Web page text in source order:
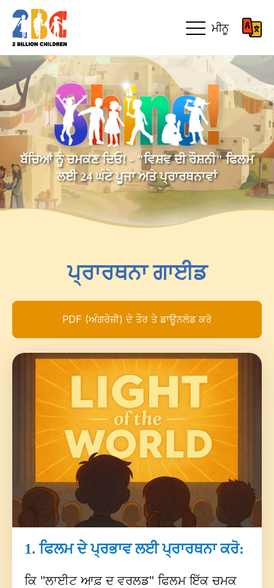
ਮੀਨੂ
ਬੱਚਿਆਂ ਨੂੰ ਚਮਕਣ ਦਿਓ! - "ਵਿਸ਼ਵ ਦੀ ਰੌਸ਼ਨੀ" ਫਿਲਮ
ਲਈ 24 ਘੰਟੇ ਪੂਜਾ ਅਤੇ ਪ੍ਰਾਰਥਨਾਵਾਂ
ਪ੍ਰਾਰਥਨਾ ਗਾਈਡ
PDF (ਅੰਗਰੇਜ਼ੀ) ਦੇ ਤੌਰ ਤੇ ਡਾਊਨਲੋਡ ਕਰੋ
1. ਫਿਲਮ ਦੇ ਪ੍ਰਭਾਵ ਲਈ ਪ੍ਰਾਰਥਨਾ ਕਰੋ:
ਕਿ "ਲਾਈਟ ਆਫ਼ ਦ ਵਰਲਡ" ਫਿਲਮ ਇੱਕ ਚਮਕ